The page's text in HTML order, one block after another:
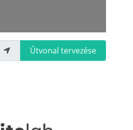
Útvonal tervezése